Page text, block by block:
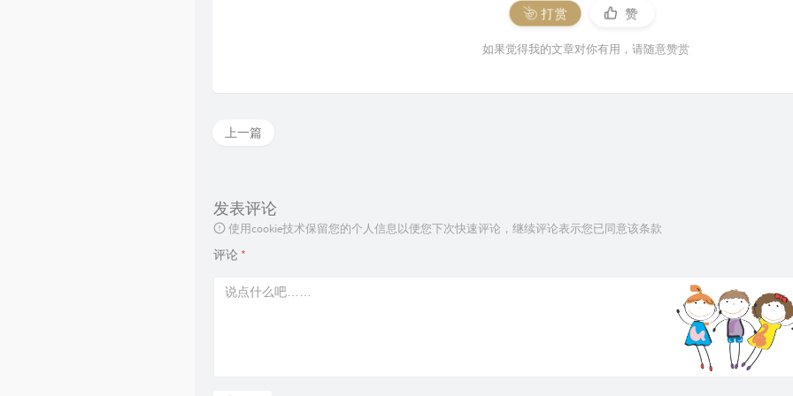
打赏 赞
如果觉得我的文章对你有用，请随意赞赏
上一篇
发表评论
使用cookie技术保留您的个人信息以便您下次快速评论，继续评论表示您已同意该条款
评论 *